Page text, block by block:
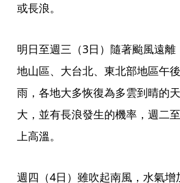
或長浪。
明日至週三（3日）隨著颱風遠
地山區、大台北、東北部地區午
雨，各地大多恢復為多雲到晴的
大，並有長浪發生的機率，週二
上高溫。
週四（4日）雖吹起南風，水氣